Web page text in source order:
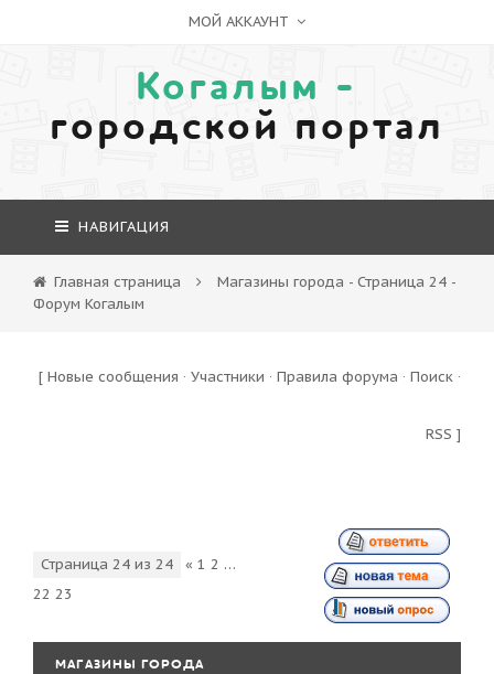
МОЙ АККАУНТ
Когалым -
городской портал
НАВИГАЦИЯ
Главная страница
Магазины города - Страница 24 -
Форум Когалым
[ Новые сообщения · Участники · Правила форума · Поиск ·
RSS ]
Страница 24 из 24 « 1 2 …
22 23
МАГАЗИНЫ ГОРОДА